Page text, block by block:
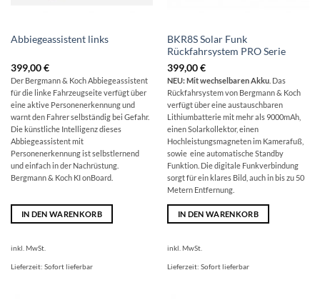
Abbiegeassistent links
399,00€
Der Bergmann & Koch Abbiegeassistent
für die linke Fahrzeugseite verfügt über
eine aktive Personenerkennung und
warnt den Fahrer selbständig bei Gefahr.
Die künstliche Intelligenz dieses
Abbiegeassistent mit
Personenerkennung ist selbstlernend
und einfach in der Nachrüstung.
Bergmann & Koch KI onBoard.
IN DEN WARENKORB
inkl. MwSt.
Lieferzeit: Sofort lieferbar
BKR8S Solar Funk
Rückfahrsystem PRO Serie
399,00€
NEU: Mit wechselbaren Akku. Das
Rückfahrsystem von Bergmann & Koch
verfügt über eine austauschbaren
Lithiumbatterie mit mehr als 9000mAh,
einen Solarkollektor, einen
Hochleistungsmagneten im Kamerafuß,
sowie eine automatische Standby
Funktion. Die digitale Funkverbindung
sorgt für ein klares Bild, auch in bis zu 50
Metern Entfernung.
IN DEN WARENKORB
inkl. MwSt.
Lieferzeit: Sofort lieferbar